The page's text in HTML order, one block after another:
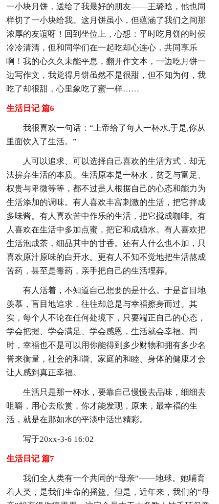
一小块月饼，送给了我最好的朋友——王璐晗，他也同
样切了一小块给我。这月饼虽小，但蕴涵了我们之间那
浓厚的友谊呀！回到坐位上，心想：平时吃月饼的时候
冷冷清清，但和同学们在一起吃却心连心，共同享乐
啊！我的心久久未能平息，翻开作文本，一边吃月饼一
边写作文，我觉得月饼虽然不是很甜，但不知为何，我
吃了却很甜，心里象吃了蜜一样……
生活日记 篇6
我很喜欢一句话：“上帝给了每人一杯水,于是,你从
里面饮入了生活。”
人可以追求、可以选择自己喜欢的生活方式，却无
法拚弃生活的本质。生活原本是一杯水，贫乏与富足、
权贵与卑微等等，都不过是人根据自己的心态和能力为
生活添加的调味。有人喜欢丰富刺激的生活，把它拌成
多味酱。有人喜欢苦中作乐的生活，把它搅成咖啡。有
人喜欢在生活中多加点蜜，把它和成糖水。有人喜欢把
生活泡成茶，细品其中的甘香。还有人什么也不加，只
喜欢原汁原味的白开水。更有人不知不觉地把生活熬成
苦药，甚至是毒药，亲手把自己的生活埋葬。
有人活着，不知道自己想要的是什么。于是盲目地
羡慕，盲目地追求，往往却总是与幸福擦身而过。其
实，每个人不论在任何处境下，只要端正自己的心态，
学会把握、学会满足、学会感恩，生活就会幸福。同
时，幸福也不是可以用你能得到多少财物和拥有多少名
誉来衡量，社会的和谐、家庭的和睦、身体的健康才会
让人感到真正幸福。
生活只是那一杯水，要靠自己慢慢去品味，细细去
咀嚼，用心去欣赏，你才能发现，原来，最幸福的生
活，就是在那如水的平淡中活出精彩。
写于20xx-3-6 16:02
生活日记 篇7
我们全人类有一个共同的“母亲”——地球。她哺育
着人类，是我们生命的摇篮。但是，近年来，我们的“母